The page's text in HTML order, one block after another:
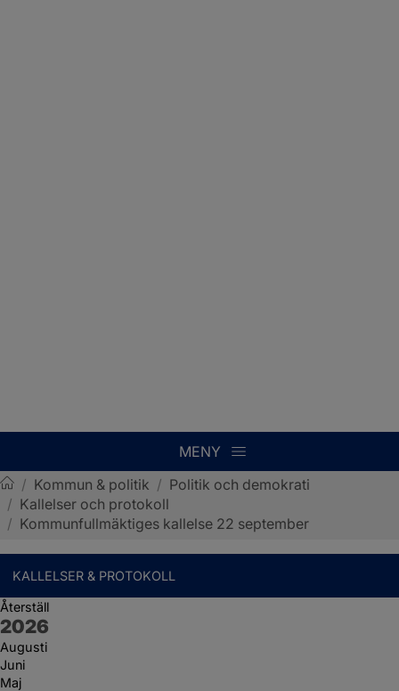
MENY
Sotenäs kommun
/ Kommun & politik / Politik och demokrati
/ Kallelser och protokoll
/ Kommunfullmäktiges kallelse 22 september
KALLELSER & PROTOKOLL
Återställ
År:
2026
Augusti
Juni
Maj